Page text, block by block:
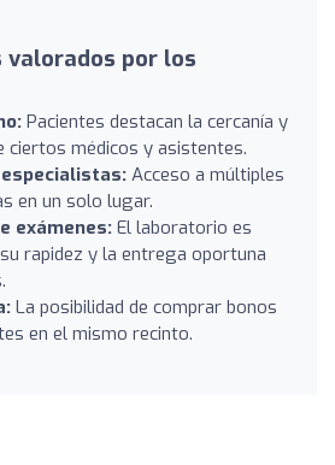
por los
Pacientes destacan la cercanía y
ciertos médicos y asistentes.
Acceso a múltiples
en un solo lugar.
exámenes:El laboratorio es
rapidez y la entrega oportuna
La posibilidad de comprar bonos
en el mismo recinto.